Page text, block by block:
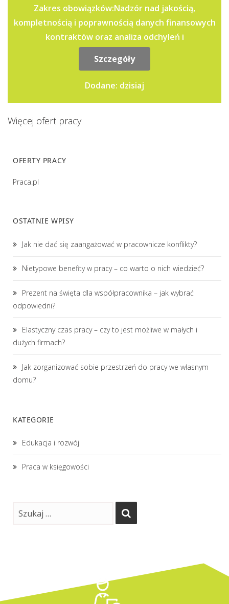
Zakres obowiązków:Nadzór nad jakością,
kompletnością i poprawnością danych finansowych
kontraktów oraz analiza odchyleń i
Szczegóły
Dodane: dzisiaj
Więcej ofert pracy
OFERTY PRACY
Praca.pl
OSTATNIE WPISY
Jak nie dać się zaangażować w pracownicze konflikty?
Nietypowe benefity w pracy – co warto o nich wiedzieć?
Prezent na święta dla współpracownika – jak wybrać
odpowiedni?
Elastyczny czas pracy – czy to jest możliwe w małych i
dużych firmach?
Jak zorganizować sobie przestrzeń do pracy we własnym
domu?
KATEGORIE
Edukacja i rozwój
Praca w księgowości